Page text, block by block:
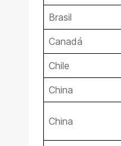
Brasil
Canadá
Chile
China
China